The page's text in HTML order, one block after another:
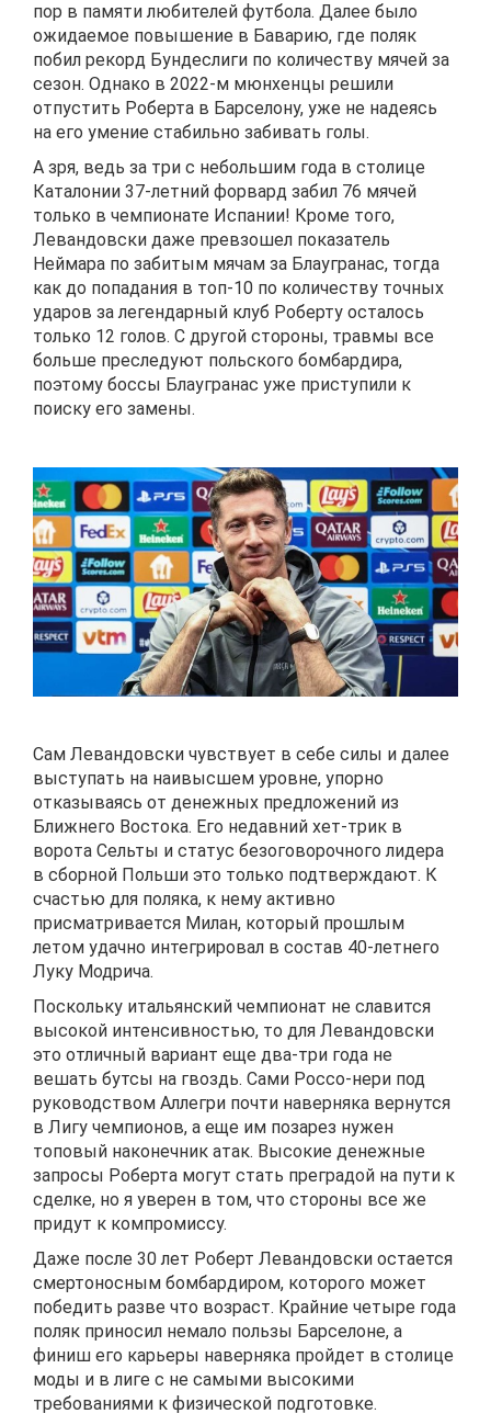
пор в памяти любителей футбола. Далее было
ожидаемое повышение в Баварию, где поляк
побил рекорд Бундеслиги по количеству мячей за
сезон. Однако в 2022-м мюнхенцы решили
отпустить Роберта в Барселону, уже не надеясь
на его умение стабильно забивать голы.
А зря, ведь за три с небольшим года в столице
Каталонии 37-летний форвард забил 76 мячей
только в чемпионате Испании! Кроме того,
Левандовски даже превзошел показатель
Неймара по забитым мячам за Блаугранас, тогда
как до попадания в топ-10 по количеству точных
ударов за легендарный клуб Роберту осталось
только 12 голов. С другой стороны, травмы все
больше преследуют польского бомбардира,
поэтому боссы Блаугранас уже приступили к
поиску его замены.
Сам Левандовски чувствует в себе силы и далее
выступать на наивысшем уровне, упорно
отказываясь от денежных предложений из
Ближнего Востока. Его недавний хет-трик в
ворота Сельты и статус безоговорочного лидера
в сборной Польши это только подтверждают. К
счастью для поляка, к нему активно
присматривается Милан, который прошлым
летом удачно интегрировал в состав 40-летнего
Луку Модрича.
Поскольку итальянский чемпионат не славится
высокой интенсивностью, то для Левандовски
это отличный вариант еще два-три года не
вешать бутсы на гвоздь. Сами Россо-нери под
руководством Аллегри почти наверняка вернутся
в Лигу чемпионов, а еще им позарез нужен
топовый наконечник атак. Высокие денежные
запросы Роберта могут стать преградой на пути к
сделке, но я уверен в том, что стороны все же
придут к компромиссу.
Даже после 30 лет Роберт Левандовски остается
смертоносным бомбардиром, которого может
победить разве что возраст. Крайние четыре года
поляк приносил немало пользы Барселоне, а
финиш его карьеры наверняка пройдет в столице
моды и в лиге с не самыми высокими
требованиями к физической подготовке.